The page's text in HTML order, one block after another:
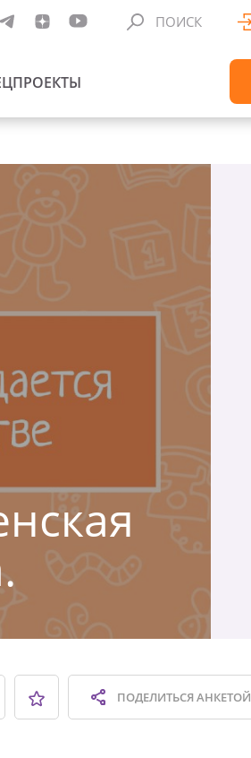
ПОИСК
ПОДЕЛИТЬСЯАНКЕТОЙ